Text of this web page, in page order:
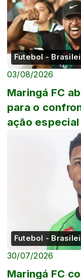
Futebol -
03/08/2026
Maringá FC
para o
ação especial
Futebol -
30/07/2026
Maringá FC